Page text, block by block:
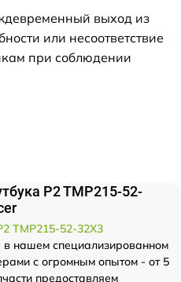
выход из
или несоответствие
при соблюдении
P2 TMP215-52-
TMP215-52-32X3
в нашем специализированном
с огромным опытом - от 5
предоставляем